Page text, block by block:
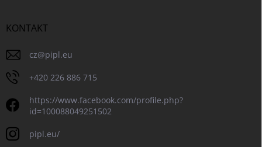
KONTAKT
cz@pipl.eu
+420 226 886 715
https://www.facebook.com/profile.php?
id=100088049251502
pipl.eu/